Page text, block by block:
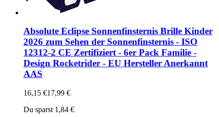
Absolute Eclipse Sonnenfinsternis Brille Kinder
2026 zum Sehen der Sonnenfinsternis - ISO
12312-2 CE Zertifiziert - 6er Pack Familie -
Design Rocketrider - EU Hersteller Anerkannt
AAS
16,15 €17,99 €
Du sparst 1,84 €